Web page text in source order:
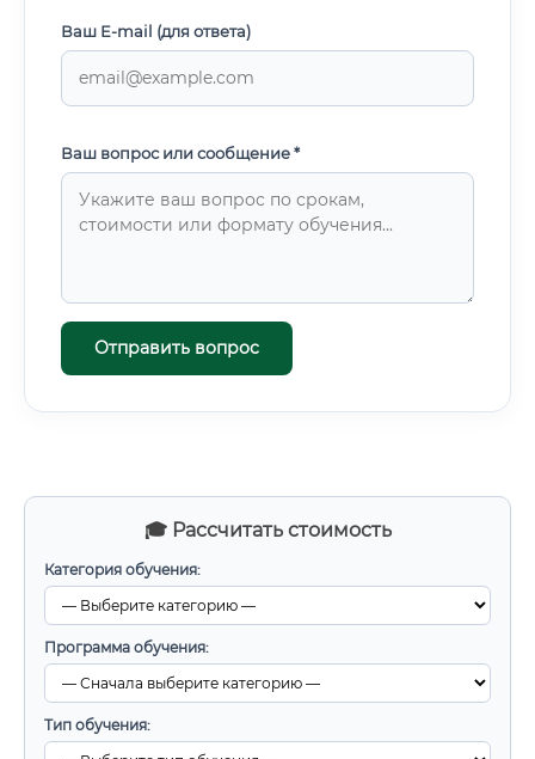
🎓 Рассчитать стоимость
Категория обучения:
Программа обучения:
Тип обучения:
Ваш E-mail (для ответа)
Ваш вопрос или сообщение *
Отправить вопрос